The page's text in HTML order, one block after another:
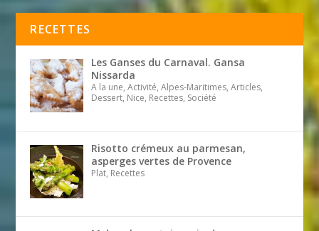
RECETTES
Les Ganses du Carnaval. Gansa
Nissarda
A la une, Activité, Alpes-Maritimes, Articles,
Dessert, Nice, Recettes, Société
Risotto crémeux au parmesan,
asperges vertes de Provence
Plat, Recettes